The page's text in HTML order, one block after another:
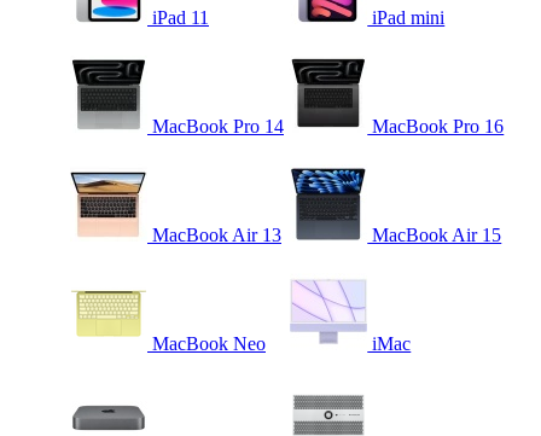
iPad 11 iPad mini
MacBook Pro 14 MacBook Pro 16
MacBook Air 13 MacBook Air 15
MacBook Neo iMac